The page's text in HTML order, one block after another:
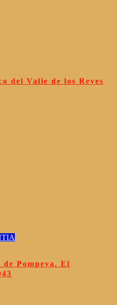
del Valle de los Reyes
Pompeya. El